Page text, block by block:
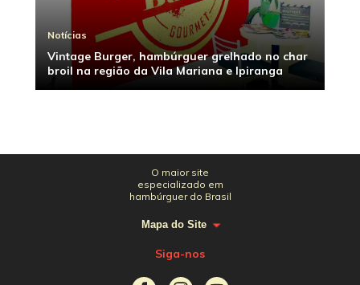
Notícias
Vintage Burger, hambúrguer grelhado no char
broil na região da Vila Mariana e Ipiranga
O maior site
especializado em
hambúrguer do Brasil
Mapa do Site
Siga-nos